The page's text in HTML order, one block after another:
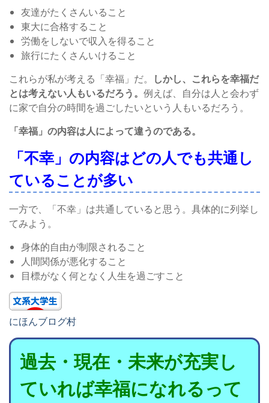
友達がたくさんいること
東大に合格すること
労働をしないで収入を得ること
旅行にたくさんいけること
これらが私が考える「幸福」だ。
しかし、これらを幸福だ
とは考えない人もいるだろう。 例えば、自分は人と会わず
に家で自分の時間を過ごしたいという人もいるだろう。
「幸福」の内容は人によって違うのである。
「不幸」の内容はどの人でも共通し
ていることが多い
一方で、「不幸」は共通していると思う。具体的に列挙し
てみよう。
身体的自由が制限されること
人間関係が悪化すること
目標がなく何となく人生を過ごすこと
にほんブログ村
過去・現在・未来が充実し
ていれば幸福になれるって